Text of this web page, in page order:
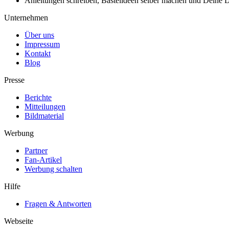
Unternehmen
Über uns
Impressum
Kontakt
Blog
Presse
Berichte
Mitteilungen
Bildmaterial
Werbung
Partner
Fan-Artikel
Werbung schalten
Hilfe
Fragen & Antworten
Webseite